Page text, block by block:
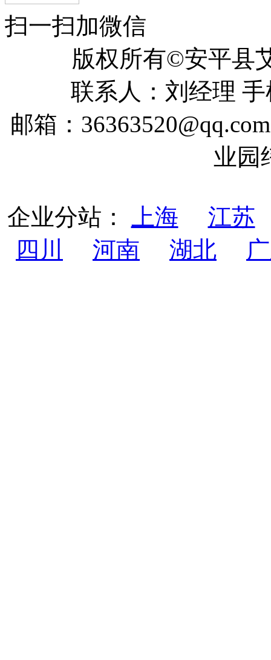
扫一扫加微信
版权所有©安平
联系人：刘经理 手
邮箱：
业园
企业分站： 上海
江苏
四川
河南 湖北